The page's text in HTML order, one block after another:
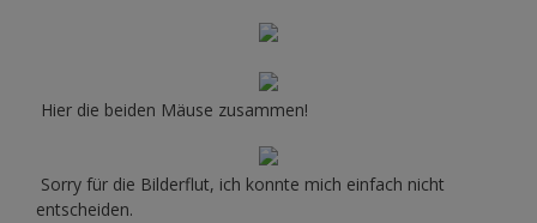
Hier die beiden Mäuse zusammen!
Sorry für die Bilderflut, ich konnte mich einfach nicht
entscheiden.